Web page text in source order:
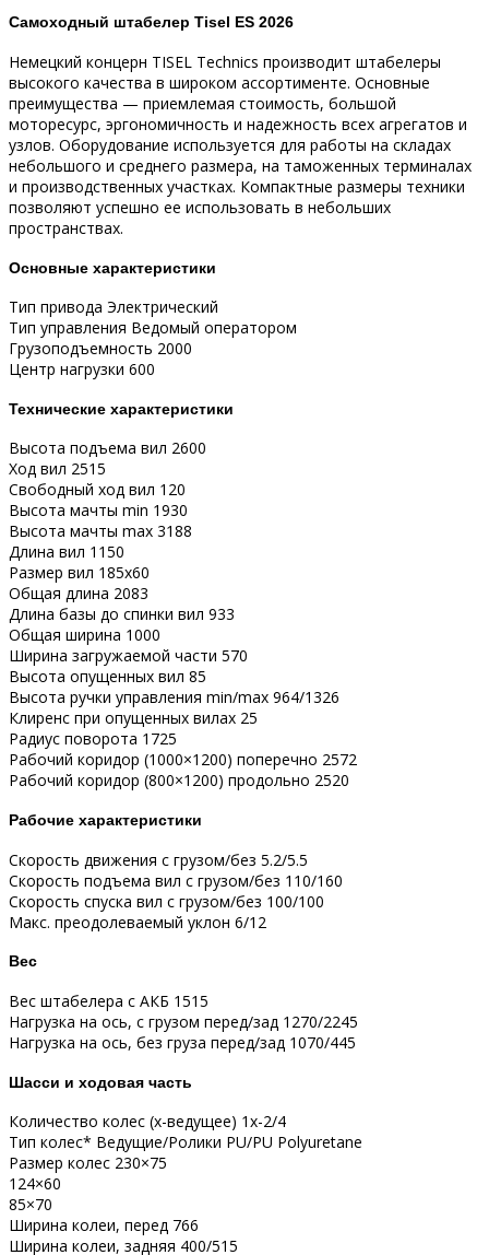
Самоходный штабелер Tisel ES 2026
Немецкий концерн TISEL Technics производит штабелеры
высокого качества в широком ассортименте. Основные
преимущества — приемлемая стоимость, большой
моторесурс, эргономичность и надежность всех агрегатов и
узлов. Оборудование используется для работы на складах
небольшого и среднего размера, на таможенных терминалах
и производственных участках. Компактные размеры техники
позволяют успешно ее использовать в небольших
пространствах.
Основные характеристики
Тип привода Электрический
Тип управления Ведомый оператором
Грузоподъемность 2000
Центр нагрузки 600
Технические характеристики
Высота подъема вил 2600
Ход вил 2515
Свободный ход вил 120
Высота мачты min 1930
Высота мачты max 3188
Длина вил 1150
Размер вил 185х60
Общая длина 2083
Длина базы до спинки вил 933
Общая ширина 1000
Ширина загружаемой части 570
Высота опущенных вил 85
Высота ручки управления min/max 964/1326
Клиренс при опущенных вилах 25
Радиус поворота 1725
Рабочий коридор (1000×1200) поперечно 2572
Рабочий коридор (800×1200) продольно 2520
Рабочие характеристики
Скорость движения с грузом/без 5.2/5.5
Скорость подъема вил с грузом/без 110/160
Скорость спуска вил с грузом/без 100/100
Макс. преодолеваемый уклон 6/12
Вес
Вес штабелера с АКБ 1515
Нагрузка на ось, с грузом перед/зад 1270/2245
Нагрузка на ось, без груза перед/зад 1070/445
Шасси и ходовая часть
Количество колес (x-ведущее) 1х-2/4
Тип колес* Ведущие/Ролики PU/PU Polyuretane
Размер колес 230×75
124×60
85×70
Ширина колеи, перед 766
Ширина колеи, задняя 400/515